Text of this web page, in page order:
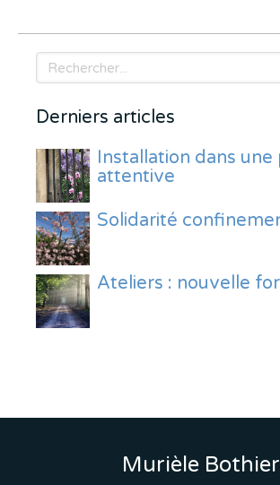
Rechercher
Derniers articles
Installation dans une
attentive
Solidarité
Ateliers : nouvelle
Murièle Bothier